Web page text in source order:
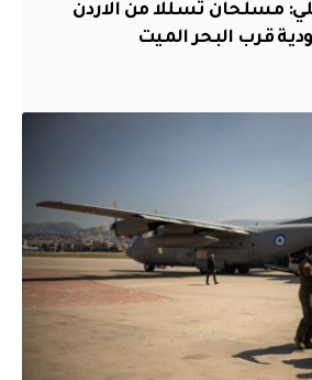
مسلحان تسللا من الاردن
قرب البحر الميت